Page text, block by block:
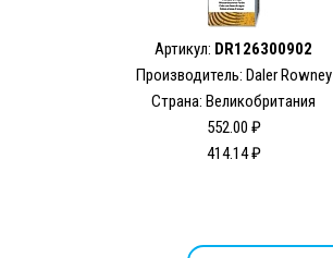
Артикул: DR126300902
Производитель: Daler Rowney
Страна: Великобритания
552.00 ₽
414.14 ₽